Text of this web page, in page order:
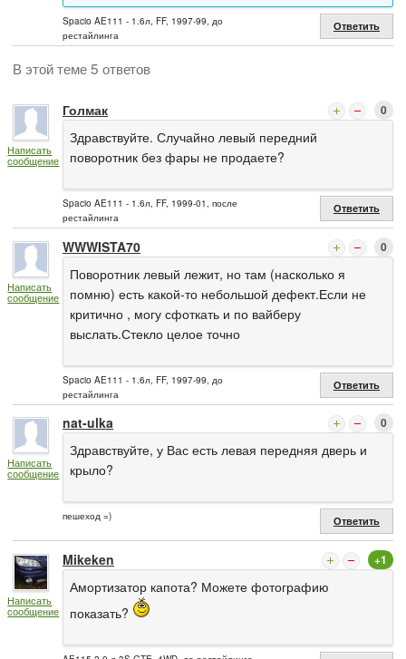
Spacio AE111 - 1.6л, FF, 1997-99, до
рестайлинга
Ответить
В этой теме 5 ответов
Написать
сообщение
Голмак 0
Здравствуйте. Случайно левый передний
поворотник без фары не продаете?
Spacio AE111 - 1.6л, FF, 1999-01, после
рестайлинга
Ответить
Написать
сообщение
WWWISTA70 0
Поворотник левый лежит, но там (насколько я
помню) есть какой-то небольшой дефект.Если не
критично , могу сфоткать и по вайберу
выслать.Стекло целое точно
Spacio AE111 - 1.6л, FF, 1997-99, до
рестайлинга
Ответить
Написать
сообщение
nat-ulka 0
Здравствуйте, у Вас есть левая передняя дверь и
крыло?
пешеход =) Ответить
Написать
сообщение
Mikeken +1
Амортизатор капота? Можете фотографию
показать?